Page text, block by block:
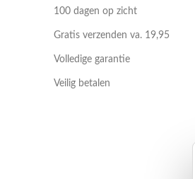
100 dagen op zicht
Gratis verzenden va. 19,95
Volledige garantie
Veilig betalen